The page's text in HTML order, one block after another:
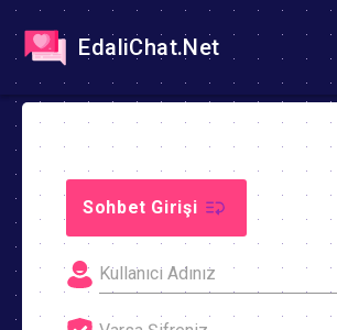
EdaliChat.Net
Sohbet Girişi